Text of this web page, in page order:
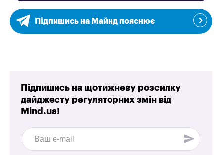
Підпишись на Майнд пояснює
Підпишись на щотижневу розсилку
дайджесту регуляторних змін від
Mind.ua!